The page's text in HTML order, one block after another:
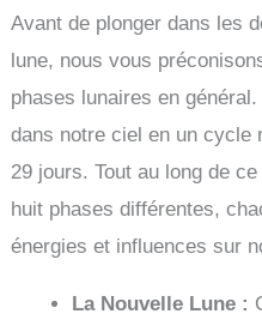
Avant de plonger dans les
lune, nous vous
phases lunaires en
dans notre ciel en un cycle
29 jours. Tout au long de
huit phases différentes,
énergies et influences sur
La Nouvelle Lune :